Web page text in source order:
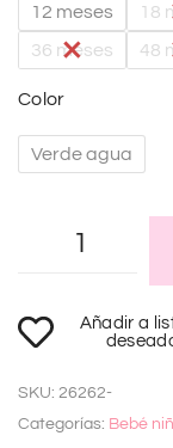
12 meses 18
36 meses
48
Color
Verde agua
l
e
r
Añadir a
SKU: 26262-
Categorías: Bebé